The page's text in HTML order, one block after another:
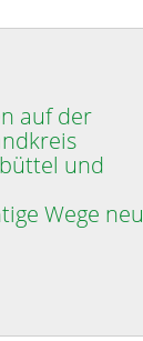
auf der
und
Wege neu